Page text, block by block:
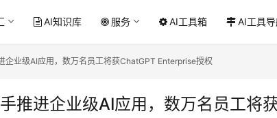
AI知识库 服务 AI工具箱 AI工具
企业级AI应用，数万名员工将获ChatGPT Enterprise授权
推进企业级AI应用，数万名员工将